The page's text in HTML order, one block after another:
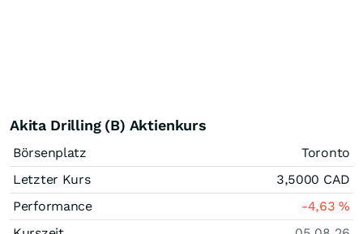
Akita Drilling (B) Aktienkurs
Börsenplatz
Toronto
Letzter Kurs
3,5000 CAD
Performance
-4,63%